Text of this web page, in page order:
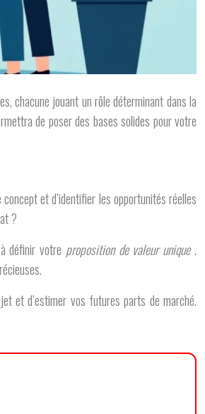
chacune jouant un rôle déterminant dans la
de poser des bases solides pour votre
et d’identifier les opportunités réelles
?
définir votre proposition de valeur unique.
et d’estimer vos futures parts de marché.